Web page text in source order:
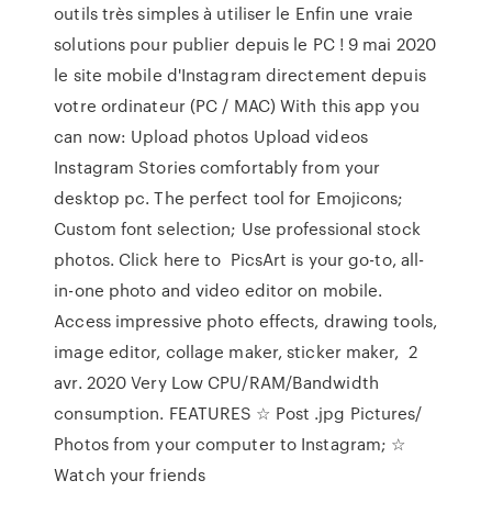
outils très simples à utiliser le Enfin une vraie
solutions pour publier depuis le PC ! 9 mai 2020
le site mobile d'Instagram directement depuis
votre ordinateur (PC / MAC) With this app you
can now: Upload photos Upload videos
Instagram Stories comfortably from your
desktop pc. The perfect tool for Emojicons;
Custom font selection; Use professional stock
photos. Click here to PicsArt is your go-to, all-
in-one photo and video editor on mobile.
Access impressive photo effects, drawing tools,
image editor, collage maker, sticker maker, 2
avr. 2020 Very Low CPU/RAM/Bandwidth
consumption. FEATURES ☆ Post .jpg Pictures/
Photos from your computer to Instagram; ☆
Watch your friends